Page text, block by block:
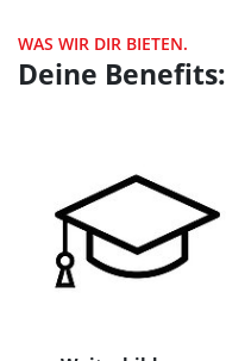
WAS WIR DIR BIETEN.
Deine Benefits: